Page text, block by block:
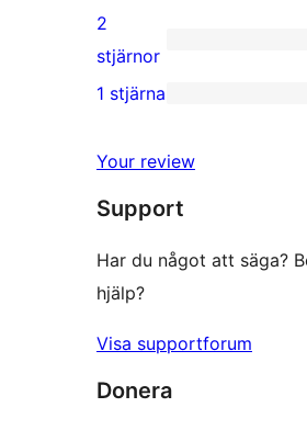
recensioner
3-
stjärniga
recensioner
1
2-
recension
2
stjärnor
stjärniga
recensioner
1 stjärna
Your review
Support
Har du något att säga?
hjälp?
Visa supportforum
Donera